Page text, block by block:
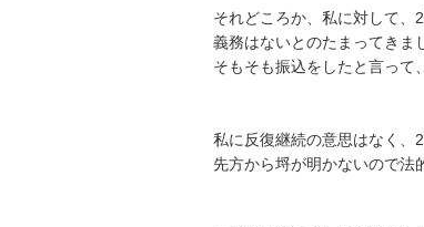
それどころか、私に対して、
義務はないとのたまってきま
そもそも振込をしたと言って
私に反復継続の意思はなく、
先方から埒が明かないので法